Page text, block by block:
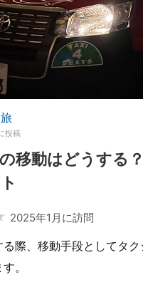
投稿
移動はどうする
2025年1月に訪問
際、移動手段としてタ
。